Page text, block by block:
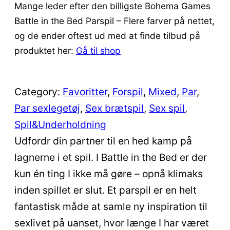
Mange leder efter den billigste Bohema Games
Battle in the Bed Parspil – Flere farver på nettet,
og de ender oftest ud med at finde tilbud på
produktet her: Gå til shop
Category: Favoritter, Forspil, Mixed, Par
Par sexlegetøj, Sex brætspil, Sex spil
Spil&Underholdning
Udfordr din partner til en hed kamp på
lagnerne i et spil. I Battle in the Bed er der
kun én ting I ikke må gøre – opnå klimaks
inden spillet er slut. Et parspil er en helt
fantastisk måde at samle ny inspiration til
sexlivet på uanset, hvor længe I har været